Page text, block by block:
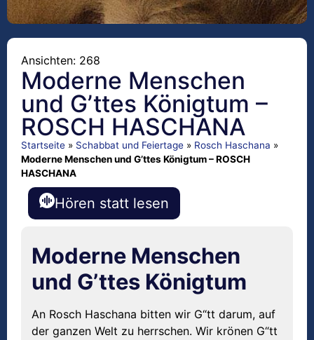
Ansichten: 268
Moderne Menschen
und G’ttes Königtum –
ROSCH HASCHANA
Startseite » Schabbat und Feiertage » Rosch Haschana »
Moderne Menschen und G’ttes Königtum – ROSCH
HASCHANA
Hören statt lesen
Moderne Menschen
und G’ttes Königtum
An Rosch Haschana bitten wir G“tt darum, auf
der ganzen Welt zu herrschen. Wir krönen G“tt